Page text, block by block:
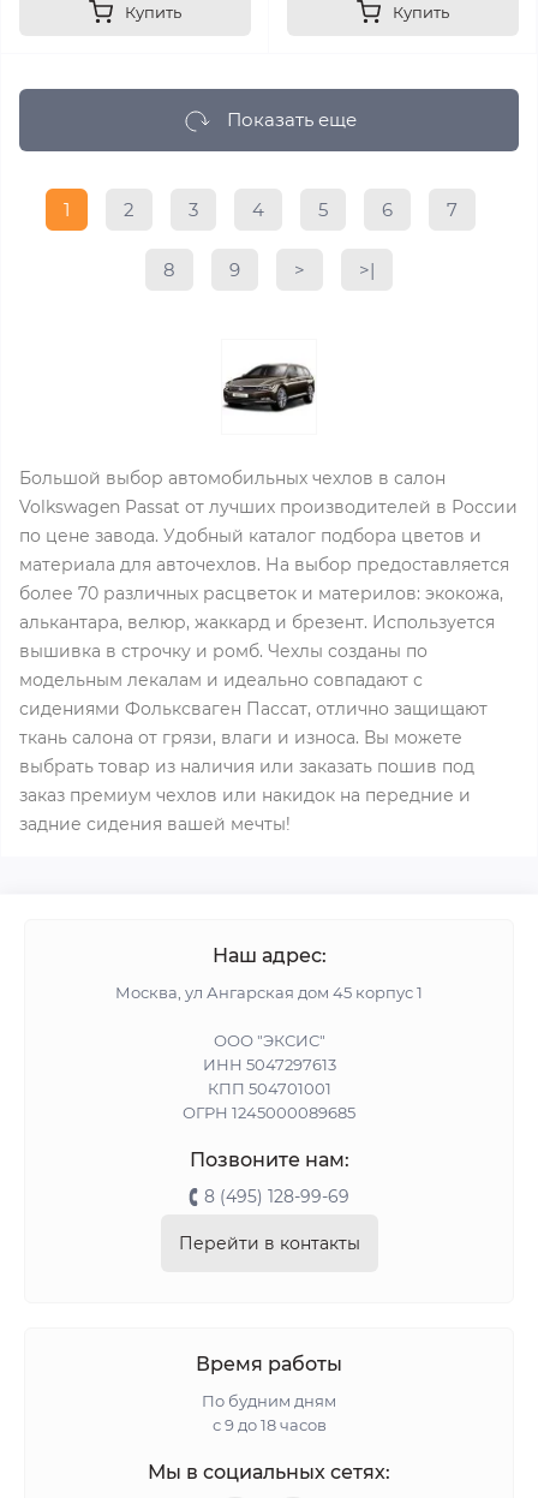
Купить Купить
Показать еще
1 2 3 4 5 6 7
8 9 > >|
Большой выбор автомобильных чехлов в салон
Volkswagen Passat от лучших производителей в России
по цене завода. Удобный каталог подбора цветов и
материала для авточехлов. На выбор предоставляется
более 70 различных расцветок и материлов: экокожа,
алькантара, велюр, жаккард и брезент. Используется
вышивка в строчку и ромб. Чехлы созданы по
модельным лекалам и идеально совпадают с
сидениями Фольксваген Пассат, отлично защищают
ткань салона от грязи, влаги и износа. Вы можете
выбрать товар из наличия или заказать пошив под
заказ премиум чехлов или накидок на передние и
задние сидения вашей мечты!
Наш адрес:
Москва, ул Ангарская дом 45 корпус 1
ООО "ЭКСИС"
ИНН 5047297613
КПП 504701001
ОГРН 1245000089685
Позвоните нам:
8 (495) 128-99-69
Перейти в контакты
Время работы
По будним дням
с 9 до 18 часов
Мы в социальных сетях: